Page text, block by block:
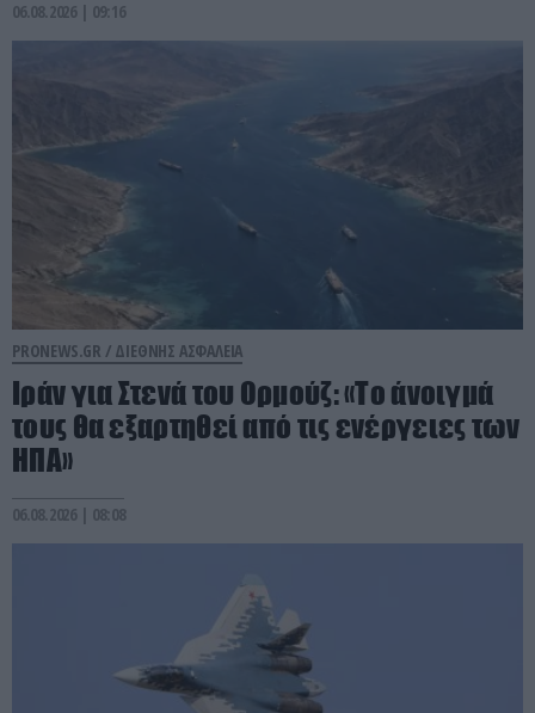
06.08.2026 | 09:16
PRONEWS.GR / ΔΙΕΘΝΗΣ ΑΣΦΑΛΕΙΑ
Ιράν για Στενά του Ορμούζ: «Το άνοιγμά
τους θα εξαρτηθεί από τις ενέργειες των
ΗΠΑ»
06.08.2026 | 08:08